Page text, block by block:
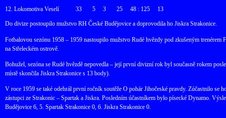
12. Lokomotiva Veselí
33 5 3 25 48 : 125 13
Do divize postoupilo mužstvo RH České Budějovice a doprovodila ho Jiskra Strakonice.
Fotbalovou sezónu 1958 – 1959 nastoupilo mužstvo Rudé hvězdy pod zkušeným
na Střeleckém ostrově.
Bohužel, sezóna se Rudé hvězdě nepovedla – její první divizní rok byl současně rokem
místě skončila Jiskra Strakonice s 13 body).
V roce 1959 se také odehrál první ročník soutěže O pohár Jihočeské pravdy. Zúčastnilo
zástupci ze Strakonic – Spartak a Jiskra. Posledním účastníkem bylo písecké Dynamo.
Budějovice 6, 5. Spartak Strakonice 0, 6. Jiskra Strakonice 0.